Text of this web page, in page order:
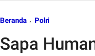
Beranda Polri
Sapa